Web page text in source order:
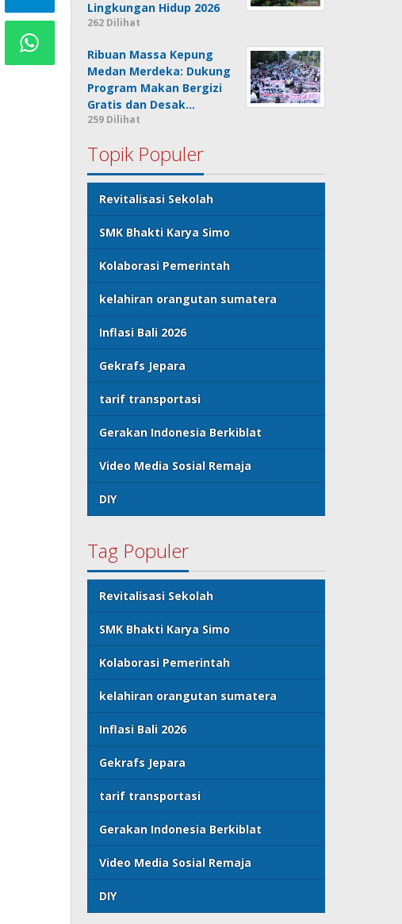
Lingkungan Hidup 2026
262 Dilihat
Ribuan Massa Kepung
Medan Merdeka: Dukung
Program Makan Bergizi
Gratis dan Desak…
259 Dilihat
Topik Populer
Revitalisasi Sekolah
SMK Bhakti Karya Simo
Kolaborasi Pemerintah
kelahiran orangutan sumatera
Inflasi Bali 2026
Gekrafs Jepara
tarif transportasi
Gerakan Indonesia Berkiblat
Video Media Sosial Remaja
DIY
Tag Populer
Revitalisasi Sekolah
SMK Bhakti Karya Simo
Kolaborasi Pemerintah
kelahiran orangutan sumatera
Inflasi Bali 2026
Gekrafs Jepara
tarif transportasi
Gerakan Indonesia Berkiblat
Video Media Sosial Remaja
DIY